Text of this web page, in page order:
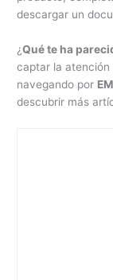
descargar un
¿Qué te ha
captar la
navegando por
descubrir más